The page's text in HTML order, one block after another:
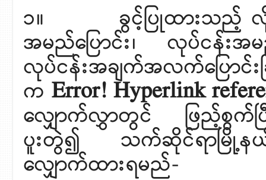
၁။ ခွင့်ပြုထားသည့် လိုင်
အမည်ပြောင်း၊ လုပ်ငန်းအမ
လုပ်ငန်းအချက်အလက်ပြော
က Error! Hyperlink
လျှောက်လွှာတွင် ဖြည့်စွက်ပ
ပူးတွဲ၍ သက်ဆိုင်ရာမြို့န
လျှောက်ထားရမည်-